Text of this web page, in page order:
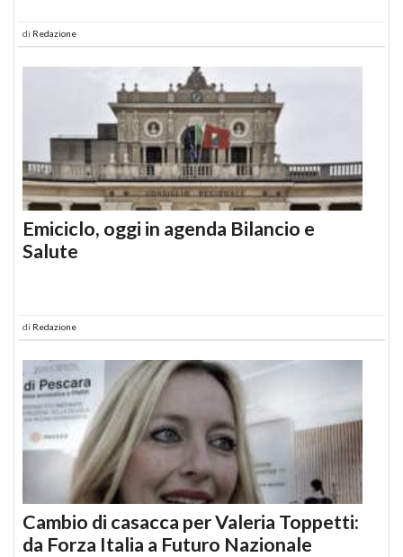
di Redazione
Emiciclo, oggi in agenda Bilancio e
Salute
di Redazione
Cambio di casacca per Valeria Toppetti:
da Forza Italia a Futuro Nazionale